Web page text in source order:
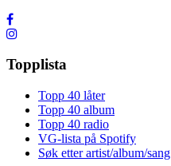
Topplista
Topp 40 låter
Topp 40 album
Topp 40 radio
VG-lista på Spotify
Søk etter artist/album/sang